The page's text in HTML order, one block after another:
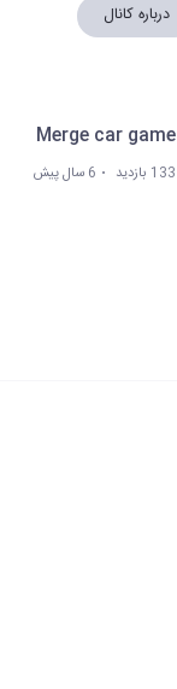
درباره کانال
Merge car game
133 بازدید 6 سال پیش